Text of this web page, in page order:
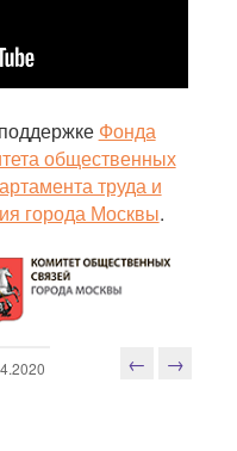
Фонда
общественных
труда и
города Москвы.
← →